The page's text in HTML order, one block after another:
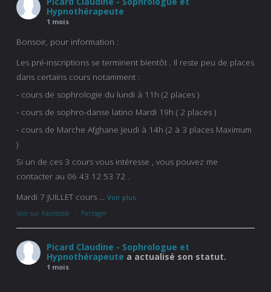
Hypnothérapeute
1 mois
Bonsoir, pour information :
Les pré-inscriptions se terminent bientôt . Il reste peu de places
dans certains cours notamment :
- cours de sophrologie du lundi à 11h (2 places )
- cours de sophro-danse latino Mardi 19h ( 2 places )
- cours de Marche Afghane Jeudi à 14h (2 à 3 places Maximum
)
Si un de ces 3 cours vous intéresse , vous pouvez me
contacter au 06 43 12 53 72 .
Mardi 7 JUILLET cours ... Voir plus
Voir sur Facebook · Partager
Picard Claudine - Sophrologue et
Hypnothérapeute a actualisé son statut.
1 mois